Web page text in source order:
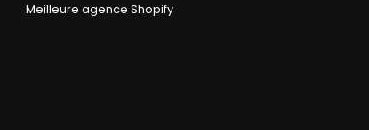
Meilleure agence Shopify